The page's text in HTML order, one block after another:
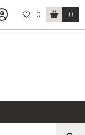
0 0